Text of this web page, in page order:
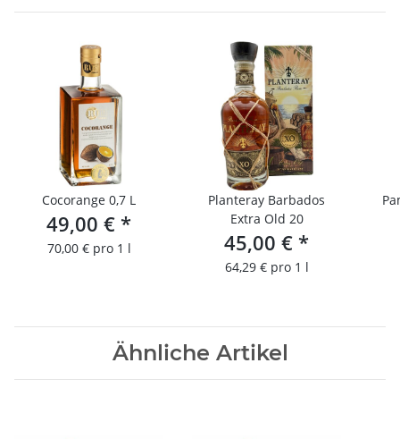
Cocorange 0,7 L
49,00 € *
70,00 € pro 1 l
Planteray Barbados
Extra Old 20
45,00 € *
64,29 € pro 1 l
Ähnliche Artikel